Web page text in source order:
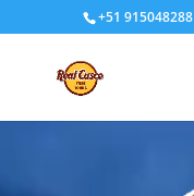
+51 915048288